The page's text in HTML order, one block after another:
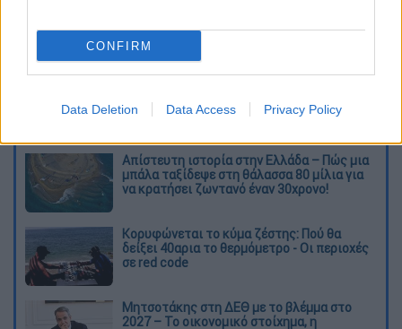
CONFIRM
Data Deletion Data Access Privacy Policy
Διαβάστε ακόμη
γνώση, τη φύση και την τεχνολογία
Απίστευτη ιστορία στην Ελλάδα – Πώς μια
μπάλα ταξίδεψε στη θάλασσα 80 μίλια για
να κρατήσει ζωντανό έναν 30χρονο!
Κορυφώνεται το κύμα ζέστης: Πού θα
δείξει 40αρια το θερμόμετρο - Οι περιοχές
σε red code
Μητσοτάκης στη ΔΕΘ με το βλέμμα στο
2027 – Το οικονομικό στοίχημα, η